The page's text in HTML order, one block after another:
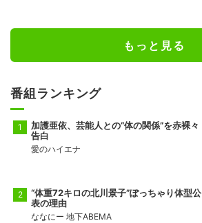
もっと見る
番組ランキング
加護亜依、芸能人との“体の関係”を赤裸々
告白
愛のハイエナ
“体重72キロの北川景子”ぽっちゃり体型公
表の理由
ななにー 地下ABEMA